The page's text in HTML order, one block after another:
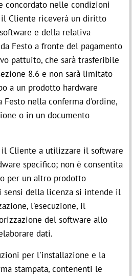
concordato nelle condizioni
Cliente riceverà un diritto
e della relativa
Festo a fronte del pagamento
pattuito, che sarà trasferibile
8.6 e non sarà limitato
a un prodotto hardware
Festo nella conferma d'ordine,
o in un documento
il Cliente a utilizzare il software
specifico; non è consentita
per un altro prodotto
sensi della licenza si intende il
l'esecuzione, il
del software allo
dati.
per l'installazione e la
stampata, contenenti le